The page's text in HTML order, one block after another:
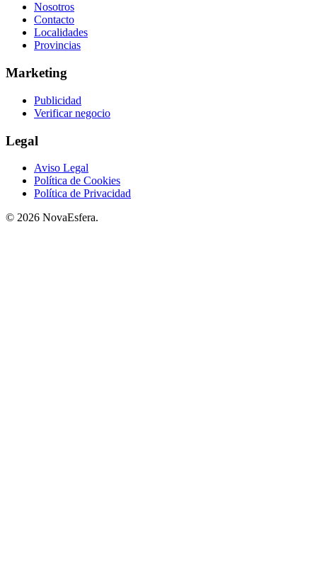
Nosotros
Contacto
Localidades
Provincias
Marketing
Publicidad
Verificar negocio
Legal
Aviso Legal
Política de Cookies
Política de Privacidad
© 2026 NovaEsfera.